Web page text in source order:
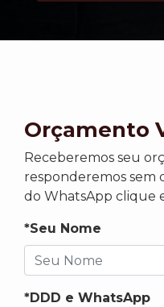
Orçamento
Receberemos seu
responderemos sem
do WhatsApp clique
*Seu Nome
*DDD e WhatsApp